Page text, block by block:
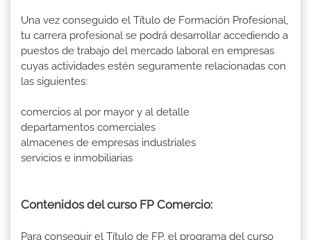
Una vez conseguido el Título de Formación Profesional,
tu carrera profesional se podrá desarrollar accediendo a
puestos de trabajo del mercado laboral en empresas
cuyas actividades estén seguramente relacionadas con
las siguientes:
comercios al por mayor y al detalle
departamentos comerciales
almacenes de empresas industriales
servicios e inmobiliarias
Contenidos del curso FP Comercio:
Para conseguir el Título de FP, el programa del curso